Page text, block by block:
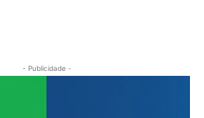
- Publicidade -